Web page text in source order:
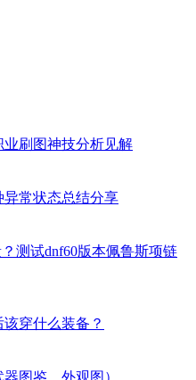
刷图神技分析见解
异常状态总结分享
测试dnf60版本佩鲁斯项链
穿什么装备？
图鉴、外观图）